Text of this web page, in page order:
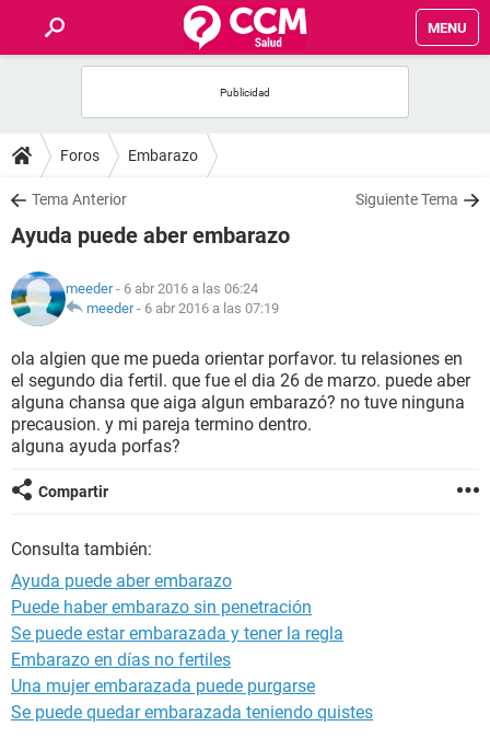
MENU
FOROS
SALUD
FAMILIA
NUTRICIÓN
BIENESTAR
SEXUALIDAD
GLOSARIO
Foros Embarazo
Tema Anterior Siguiente Tema
Ayuda puede aber embarazo
meeder- 6 abr 2016 a las 06:24
meeder- 6 abr 2016 a las 07:19
ola algien que me pueda orientar porfavor. tu relasiones en
el segundo dia fertil. que fue el dia 26 de marzo. puede aber
alguna chansa que aiga algun embarazó? no tuve ninguna
precausion. y mi pareja termino dentro.
alguna ayuda porfas?
Compartir
Consulta también:
Ayuda puede aber embarazo
Puede haber embarazo sin penetración
Se puede estar embarazada y tener la regla
Embarazo en días no fertiles
Una mujer embarazada puede purgarse
Se puede quedar embarazada teniendo quistes